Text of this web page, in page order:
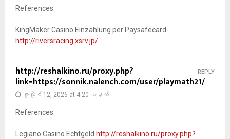
References:
KingMaker Casino Einzahlung per Paysafecard
http://riversracing.xsrv.jp/
http://reshalkino.ru/proxy.php?
link=https://sonnik.nalench.com/user/playmath21/
ဇူလိုင် 12, 2026 at 4:20 မနက်
References:
Legiano Casino Echtgeld http://reshalkino.ru/proxy.php?
REPLY